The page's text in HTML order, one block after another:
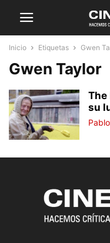
Inicio Etiquetas Gwen
Gwen Taylor
The
su